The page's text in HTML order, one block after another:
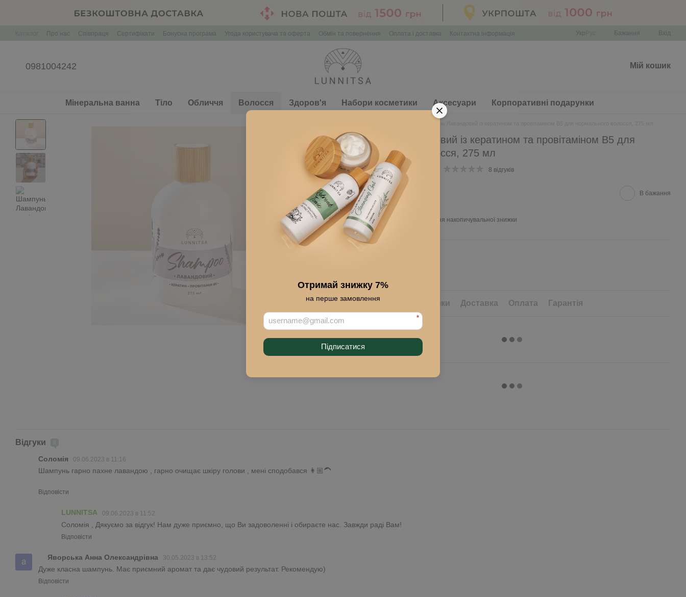
Отримай знижку 7%
на перше замовлення
*
Підписатися
Про нас Співпраця Сертифікати Бонусна програма Угода користувача та оферта Обмін та повернення Оплата і доставка
Контактна інформація
Укр Бажання Вхід
0981004242 Мій кошик
Мінеральна ванна Тіло Обличчя Волосся Здоров'я Набори косметики Аксесуари Корпоративні подарунки
Шампунь Лавандовий із кератином та провітаміном В5 для
нормального волосся, 275 мл
В наявності Артикул: L143 8 відгуків
340 грн В бажання
% Ввійти для відображення накопичувальної знижки
Опис Характеристики Доставка Оплата Гарантія
Відгуки
Соломія 09.06.2023 в 11:16
Шампунь гарно пахне лавандою , гарно очищає шкіру голови , мені сподобався 👩🏼‍🦱
Відповісти
LUNNITSA 09.06.2023 в 11:52
Соломія , Дякуємо за відгук! Нам дуже приємно, що Ви задоволенні і обираєте нас. Завжди раді Вам!
Відповісти
Яворська Анна Олександрівна 30.05.2023 в 13:52
Дуже класна шампунь. Має приємний аромат та дає чудовий результат. Рекомендую)
Відповісти